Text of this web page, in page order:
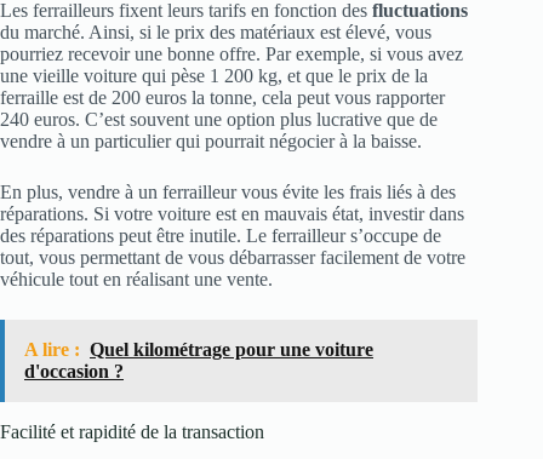
Les ferrailleurs fixent leurs tarifs en fonction des fluctuations
du marché. Ainsi, si le prix des matériaux est élevé, vous
pourriez recevoir une bonne offre. Par exemple, si vous avez
une vieille voiture qui pèse 1 200 kg, et que le prix de la
ferraille est de 200 euros la tonne, cela peut vous rapporter
240 euros. C’est souvent une option plus lucrative que de
vendre à un particulier qui pourrait négocier à la baisse.
En plus, vendre à un ferrailleur vous évite les frais liés à des
réparations. Si votre voiture est en mauvais état, investir dans
des réparations peut être inutile. Le ferrailleur s’occupe de
tout, vous permettant de vous débarrasser facilement de votre
véhicule tout en réalisant une vente.
A lire : Quel kilométrage pour une voiture
d'occasion ?
Facilité et rapidité de la transaction